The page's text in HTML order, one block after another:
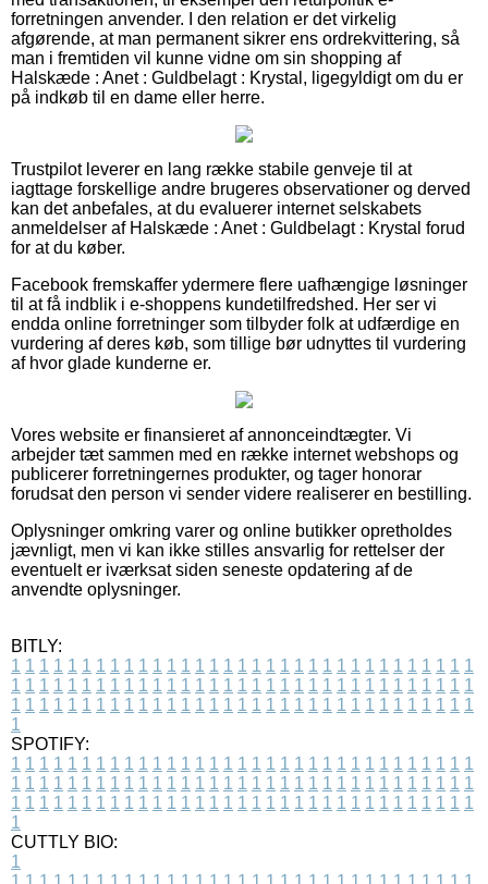
forretningen anvender. I den relation er det virkelig
afgørende, at man permanent sikrer ens ordrekvittering, så
man i fremtiden vil kunne vidne om sin shopping af
Halskæde : Anet : Guldbelagt : Krystal, ligegyldigt om du er
på indkøb til en dame eller herre.
Trustpilot leverer en lang række stabile genveje til at
iagttage forskellige andre brugeres observationer og derved
kan det anbefales, at du evaluerer internet selskabets
anmeldelser af Halskæde : Anet : Guldbelagt : Krystal forud
for at du køber.
Facebook fremskaffer ydermere flere uafhængige løsninger
til at få indblik i e-shoppens kundetilfredshed. Her ser vi
endda online forretninger som tilbyder folk at udfærdige en
vurdering af deres køb, som tillige bør udnyttes til vurdering
af hvor glade kunderne er.
Vores website er finansieret af annonceindtægter. Vi
arbejder tæt sammen med en række internet webshops og
publicerer forretningernes produkter, og tager honorar
forudsat den person vi sender videre realiserer en bestilling.
Oplysninger omkring varer og online butikker opretholdes
jævnligt, men vi kan ikke stilles ansvarlig for rettelser der
eventuelt er iværksat siden seneste opdatering af de
anvendte oplysninger.
BITLY:
1 1 1 1 1 1 1 1 1 1 1 1 1 1 1 1 1 1 1 1 1 1 1 1 1 1 1 1 1 1 1 1 1
1 1 1 1 1 1 1 1 1 1 1 1 1 1 1 1 1 1 1 1 1 1 1 1 1 1 1 1 1 1 1 1 1
1 1 1 1 1 1 1 1 1 1 1 1 1 1 1 1 1 1 1 1 1 1 1 1 1 1 1 1 1 1 1 1 1
1
SPOTIFY:
1 1 1 1 1 1 1 1 1 1 1 1 1 1 1 1 1 1 1 1 1 1 1 1 1 1 1 1 1 1 1 1 1
1 1 1 1 1 1 1 1 1 1 1 1 1 1 1 1 1 1 1 1 1 1 1 1 1 1 1 1 1 1 1 1 1
1 1 1 1 1 1 1 1 1 1 1 1 1 1 1 1 1 1 1 1 1 1 1 1 1 1 1 1 1 1 1 1 1
1
CUTTLY BIO:
1